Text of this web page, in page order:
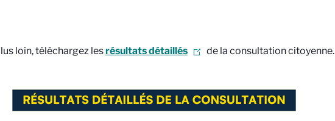
loin, téléchargez lesrésultats détaillés de la consultation citoyenne.